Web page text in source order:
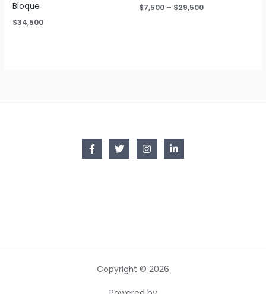
Bloque
$34,500
$7,500 – $29,500Price
Copyright © 2026